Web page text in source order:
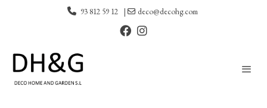
93 812 59 12 | deco@decohg.com